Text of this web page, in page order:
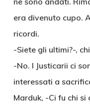
era divenuto cupo.
ricordi.
-Siete gli ultimi?-,
-No. I Justicarii ci
interessati a
Marduk, -Ci fu chi